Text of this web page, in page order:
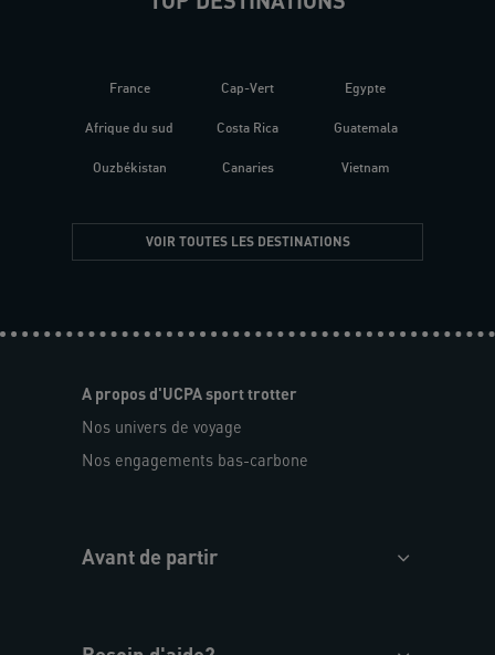
France
Afrique du sud
Ouzbékistan
Cap-Vert
Costa Rica
Canaries
Egypte
Guatemala
Vietnam
VOIR TOUTES LES DESTINATIONS
A propos d'UCPA sport trotter
Nos univers de voyage
Nos engagements bas-carbone
Avant de partir